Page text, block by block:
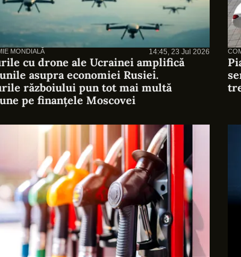
MONDIALĂ 14:45, 23 Jul 2026
cu drone ale Ucrainei amplifică
asupra economiei Rusiei.
războiului pun tot mai multă
pe finanțele Moscovei